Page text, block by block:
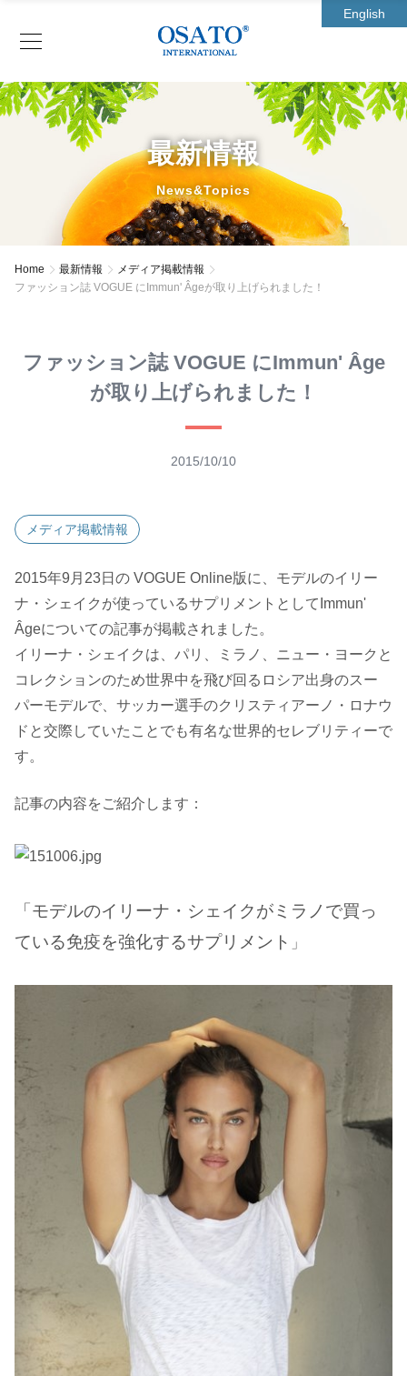
English
最新情報
News&Topics
Home 最新情報
メディア掲載情報
ファッション誌 VOGUE にImmun' Âgeが取り上げられました！
ファッション誌 VOGUE にImmun' Âge
が取り上げられました！
2015/10/10
メディア掲載情報
2015年9月23日の VOGUE Online版に、モデルのイリー
ナ・シェイクが使っているサプリメントとしてImmun'
Âgeについての記事が掲載されました。
イリーナ・シェイクは、パリ、ミラノ、ニュー・ヨークと
コレクションのため世界中を飛び回るロシア出身のスー
パーモデルで、サッカー選手のクリスティアーノ・ロナウ
ドと交際していたことでも有名な世界的セレブリティーで
す。
記事の内容をご紹介します：
「モデルのイリーナ・シェイクがミラノで買っ
ている免疫を強化するサプリメント 」